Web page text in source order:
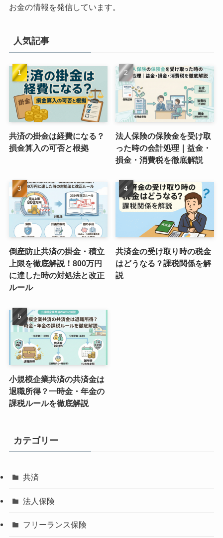
お金の情報を発信しています。
人気記事
共済の掛金は経費になる？
損金算入の可否と根拠
法人保険の保険金を受け取
った時の会計処理｜益金・
損金・消費税を徹底解説
倒産防止共済の掛金・積立
上限を徹底解説！800万円
に達した時の対処法と改正
ルール
共済金の受け取り時の税金
はどうなる？課税関係を解
説
小規模企業共済の共済金は
退職所得？一時金・年金の
課税ルールを徹底解説
カテゴリー
共済
法人保険
フリーランス保険